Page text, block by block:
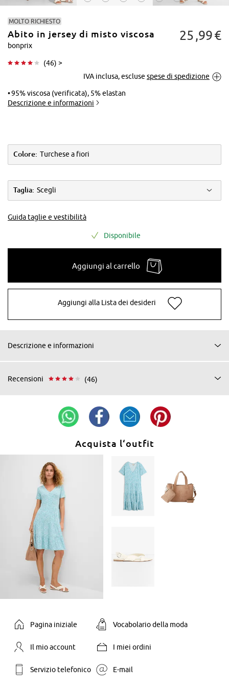
Tocca per
MOLTO RICHIESTO
Abito in jersey di misto viscosa
bonprix
(46) >
25 99€
IVA inclusa, escluse spese di spedizione
95% viscosa (verificata), 5% elastan
Descrizione e informazioni
Colore: Turchese a fiori
Taglia: Scegli
Guida taglie e vestibilità
Disponibile
Aggiungi al carrello
Aggiungi alla Lista dei desideri
Descrizione e informazioni
Recensioni (46)
Acquista l‘outfit
Pagina iniziale Vocabolario della moda
Il mio account I miei ordini
Servizio telefonico E-mail